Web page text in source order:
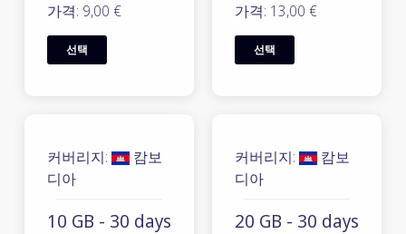
가격: 9,00 €
선택
가격: 13,00 €
선택
커버리지:
캄보
디아
10 GB - 30 days
커버리지:
캄보
디아
20 GB - 30 days